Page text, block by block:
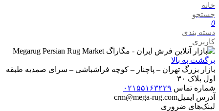
خانه
جستجو
0
دسته بندی
کاربری
برگشت به بالا
بازار بزرگ تهران – پاچنار – کوچه فراشباشی – سرای صمدیه طبقه
اول پلاک ۳۰
شماره تماس ۰۲۱۵۵۱۶۳۲۲۹
آدرس ایمیلcrm@mega-rug.com
لینک‌های ضروری